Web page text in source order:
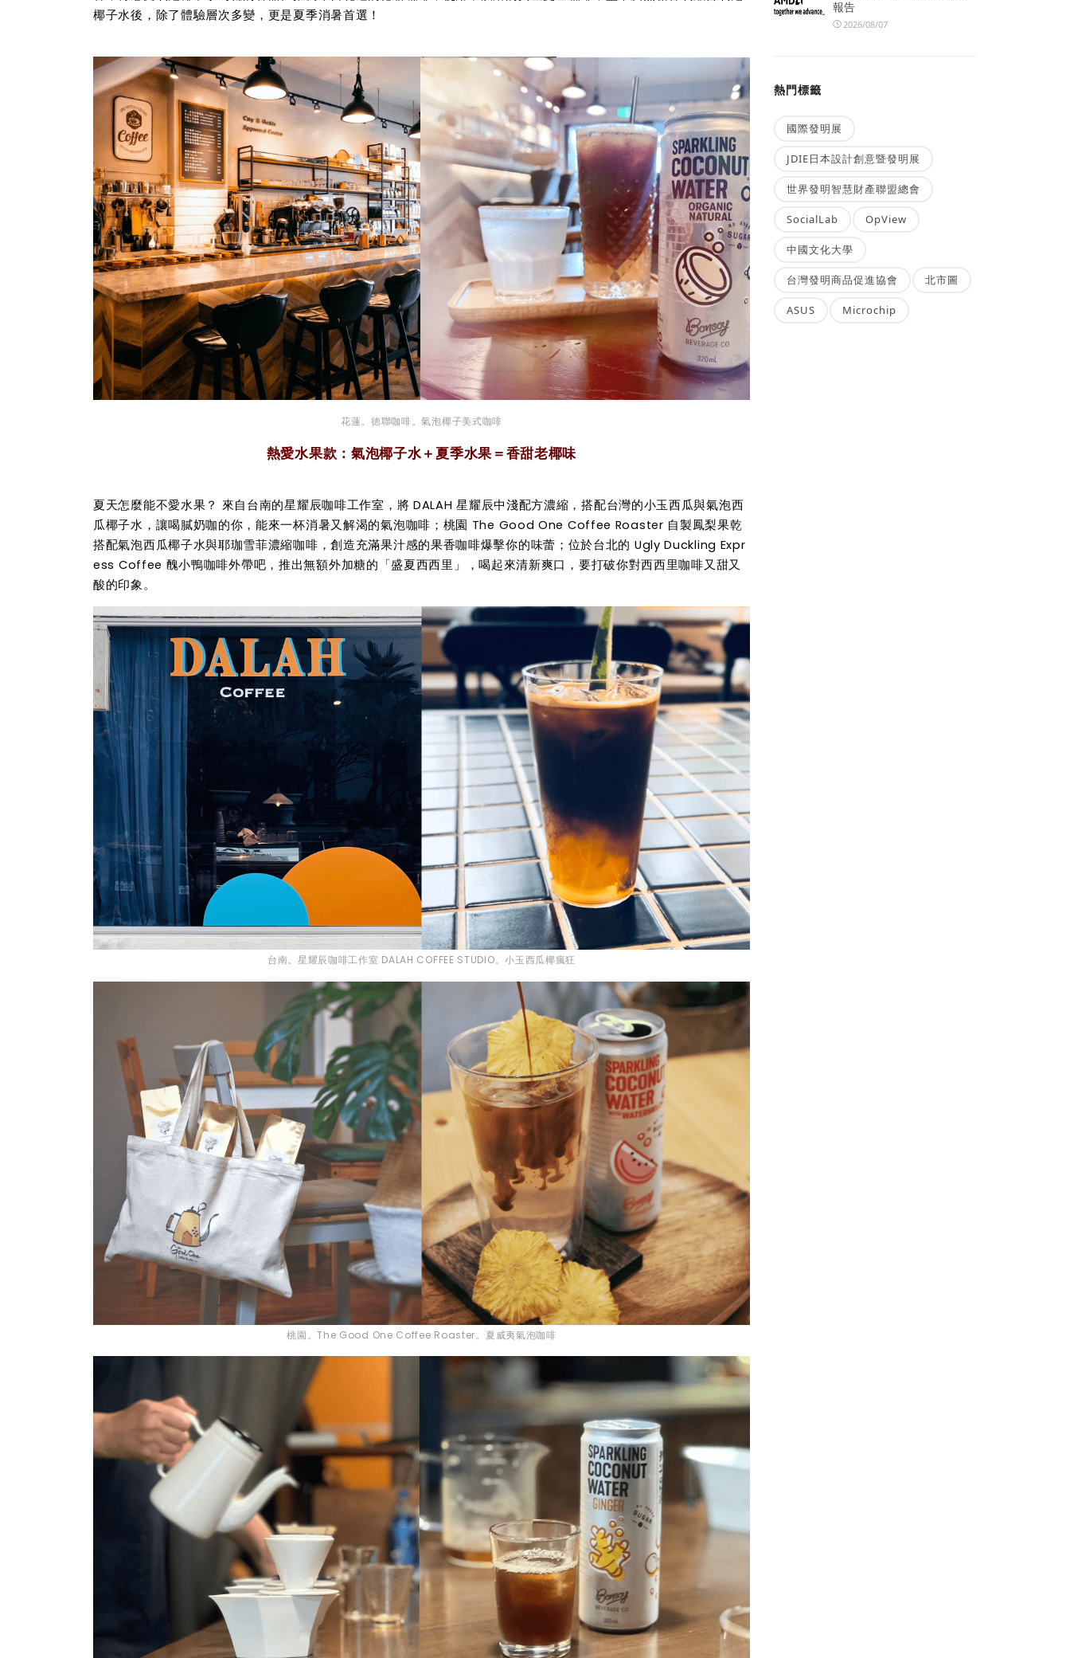
椰子水後，除了體驗層次多變，更是夏季消暑首選！
花蓮。徳聯咖啡。氣泡椰子美式咖啡
熱愛水果款：氣泡椰子水＋夏季水果＝香甜老椰味
夏天怎麼能不愛水果？ 來自台南的星耀辰咖啡工作室，將 DALAH 星耀辰中淺配方濃縮，搭配台灣的小玉西瓜與氣泡西
瓜椰子水，讓喝膩奶咖的你，能來一杯消暑又解渴的氣泡咖啡；桃園 The Good One Coffee Roaster 自製鳳梨果乾
搭配氣泡西瓜椰子水與耶珈雪菲濃縮咖啡，創造充滿果汁感的果香咖啡爆擊你的味蕾；位於台北的 Ugly Duckling Expr
ess Coffee 醜小鴨咖啡外帶吧，推出無額外加糖的「盛夏西西里」，喝起來清新爽口，要打破你對西西里咖啡又甜又
酸的印象。
台南。星耀辰咖啡工作室 DALAH COFFEE STUDIO。小玉西瓜椰瘋狂
桃園。The Good One Coffee Roaster。夏威夷氣泡咖啡
報告
2026/08/07
熱門標籤
國際發明展
JDIE日本設計創意暨發明展
世界發明智慧財產聯盟總會
SocialLab OpView
中國文化大學
台灣發明商品促進協會 北市圖
ASUS Microchip